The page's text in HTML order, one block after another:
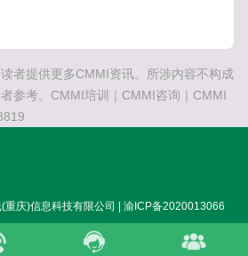
者提供更多CMMI资讯。所涉内容不构成
参考。CMMI培训｜CMMI咨询｜CMMI
庆)信息科技有限公司 | 渝ICP备2020013066
TXT 关于我们